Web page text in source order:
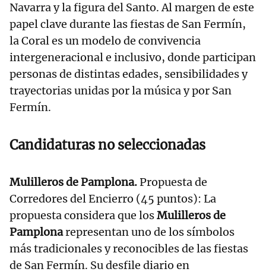
Navarra y la figura del Santo. Al margen de este
papel clave durante las fiestas de San Fermín,
la Coral es un modelo de convivencia
intergeneracional e inclusivo, donde participan
personas de distintas edades, sensibilidades y
trayectorias unidas por la música y por San
Fermín.
Candidaturas no seleccionadas
Mulilleros de Pamplona.Propuesta de
Corredores del Encierro (45 puntos): La
propuesta considera que losMulilleros de
Pamplonarepresentan uno de los símbolos
más tradicionales y reconocibles de las fiestas
de San Fermín. Su desfile diario en